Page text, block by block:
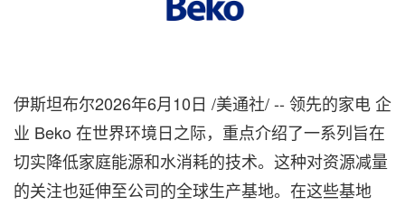
伊斯坦布尔2026年6月10日 /美通社/ -- 领先的家电 企
业 Beko 在世界环境日之际，重点介绍了一系列旨在
切实降低家庭能源和水消耗的技术。这种对资源减量
的关注也延伸至公司的全球生产基地。在这些基地